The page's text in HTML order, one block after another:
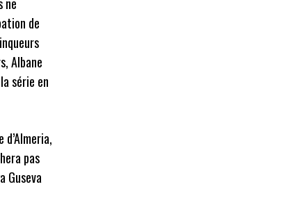
de
Albane
série en
pas
Guseva